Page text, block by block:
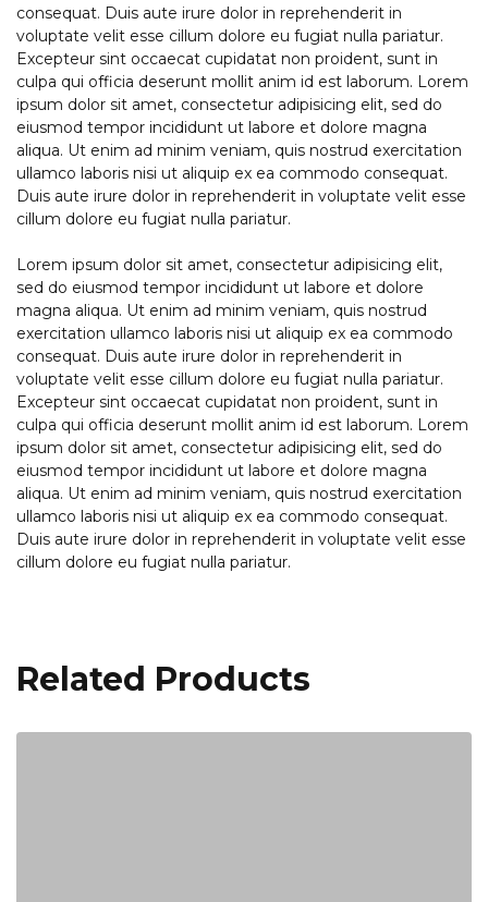
consequat. Duis aute irure dolor in reprehenderit in
voluptate velit esse cillum dolore eu fugiat nulla pariatur.
Excepteur sint occaecat cupidatat non proident, sunt in
culpa qui officia deserunt mollit anim id est laborum. Lorem
ipsum dolor sit amet, consectetur adipisicing elit, sed do
eiusmod tempor incididunt ut labore et dolore magna
aliqua. Ut enim ad minim veniam, quis nostrud exercitation
ullamco laboris nisi ut aliquip ex ea commodo consequat.
Duis aute irure dolor in reprehenderit in voluptate velit esse
cillum dolore eu fugiat nulla pariatur.
Lorem ipsum dolor sit amet, consectetur adipisicing elit,
sed do eiusmod tempor incididunt ut labore et dolore
magna aliqua. Ut enim ad minim veniam, quis nostrud
exercitation ullamco laboris nisi ut aliquip ex ea commodo
consequat. Duis aute irure dolor in reprehenderit in
voluptate velit esse cillum dolore eu fugiat nulla pariatur.
Excepteur sint occaecat cupidatat non proident, sunt in
culpa qui officia deserunt mollit anim id est laborum. Lorem
ipsum dolor sit amet, consectetur adipisicing elit, sed do
eiusmod tempor incididunt ut labore et dolore magna
aliqua. Ut enim ad minim veniam, quis nostrud exercitation
ullamco laboris nisi ut aliquip ex ea commodo consequat.
Duis aute irure dolor in reprehenderit in voluptate velit esse
cillum dolore eu fugiat nulla pariatur.
Related Products